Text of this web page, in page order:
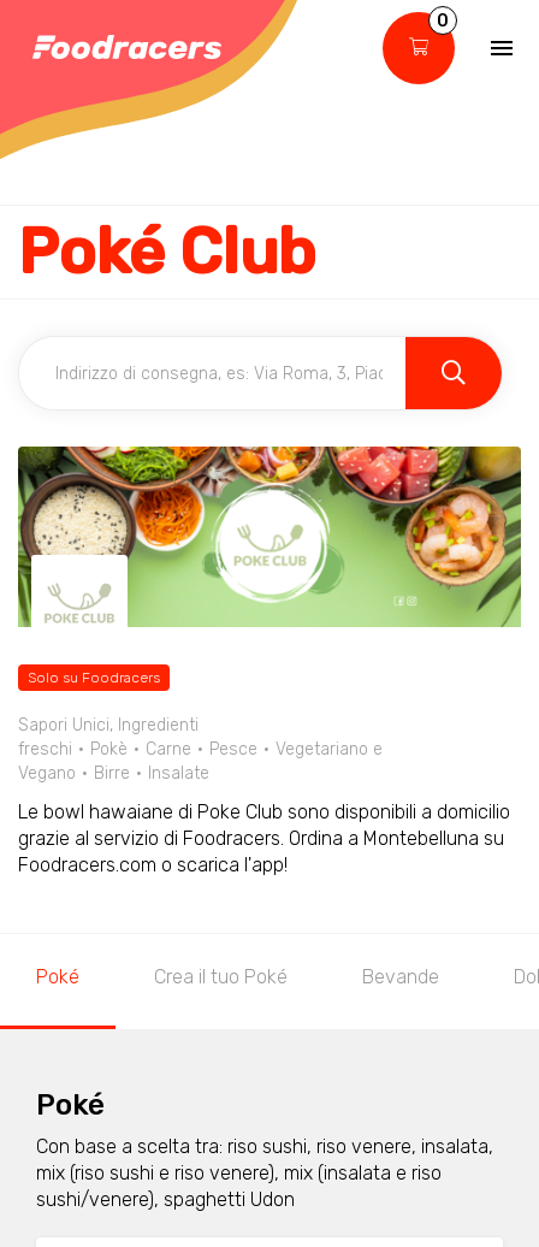
0
Poké Club
Solo su Foodracers
Sapori Unici, Ingredienti
freschi
Pokè Carne Pesce
Vegetariano e
Vegano
Birre Insalate
Le bowl hawaiane di Poke Club sono disponibili a domicilio
grazie al servizio di Foodracers. Ordina a Montebelluna su
Foodracers.com o scarica l'app!
Poké Crea il tuo Poké Bevande
Poké
Con base a scelta tra: riso sushi, riso venere, insalata,
mix (riso sushi e riso venere), mix (insalata e riso
sushi/venere), spaghetti Udon